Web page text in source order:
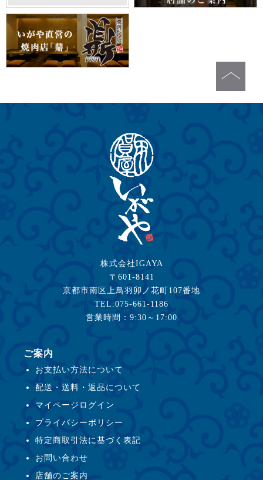
株式会社IGAYA
〒601-8141
京都市南区上鳥羽卯ノ花町107番地
TEL:075-661-1186
営業時間：9:30～17:00
ご案内
お支払い方法について
配送・送料・返品について
マイページログイン
プライバシーポリシー
特定商取引法に基づく表記
お問い合わせ
店舗のご案内